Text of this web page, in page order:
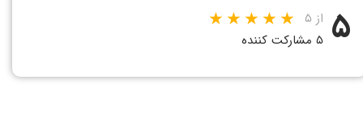
۵ از ۵
۵ مشارکت کننده